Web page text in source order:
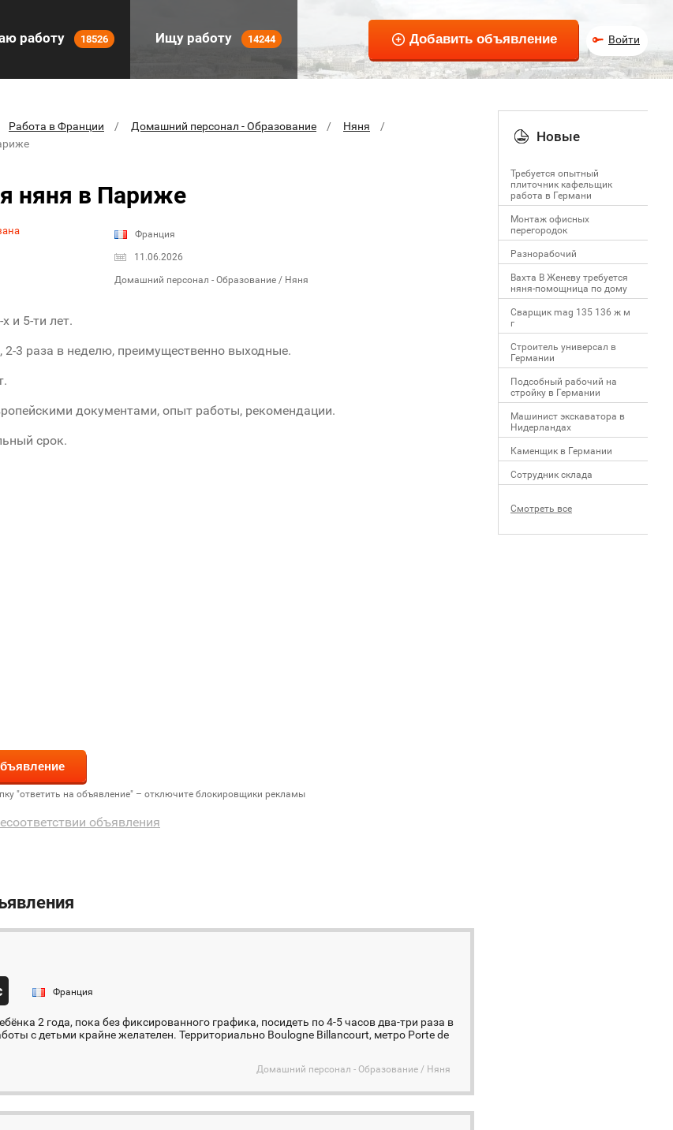
работу 18526 Ищу работу 14244 Войти
Работа в Франции Домашний персонал - Образование
Няня
няня в Париже
Франция
11.06.2026
Домашний персонал - Образование / Няня
и 5-ти лет.
2-3 раза в неделю, преимущественно выходные.
документами, опыт работы, рекомендации.
срок.
"ответить на объявление" – отключите блокировщики рекламы
объявления
Франция
2 года, пока без фиксированного графика, посидеть по 4-5 часов два-три раза в
с детьми крайне желателен. Территориально Boulogne Billancourt, метро Porte de
Домашний персонал - Образование / Няня
Новые
Требуется опытный
плиточник кафельщик
работa в Германи
Mонтаж офисных
перегородок
Разнорабочий
Вахта В Женеву требуется
няня-помощница по дому
Сварщик mag 135 136 ж м
г
Строитель универсал в
Германии
Подсобный рабочий на
стройку в Германии
Машинист экскаватора в
Нидерландах
Каменщик в Германии
Сотрудник склада
Смотреть все